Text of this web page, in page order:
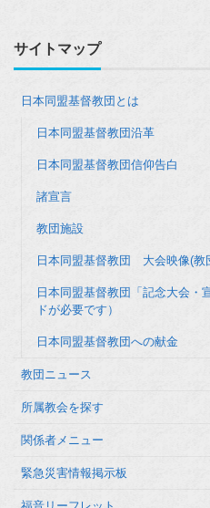
サイトマップ
日本同盟基督教団とは
日本同盟基督教団沿革
日本同盟基督教団信仰告白
諸宣言
教団施設
日本同盟基督教団 大会映像(教
日本同盟基督教団「記念大会・
ドが必要です）
日本同盟基督教団への献金
教団ニュース
所属教会を探す
関係者メニュー
緊急災害情報掲示板